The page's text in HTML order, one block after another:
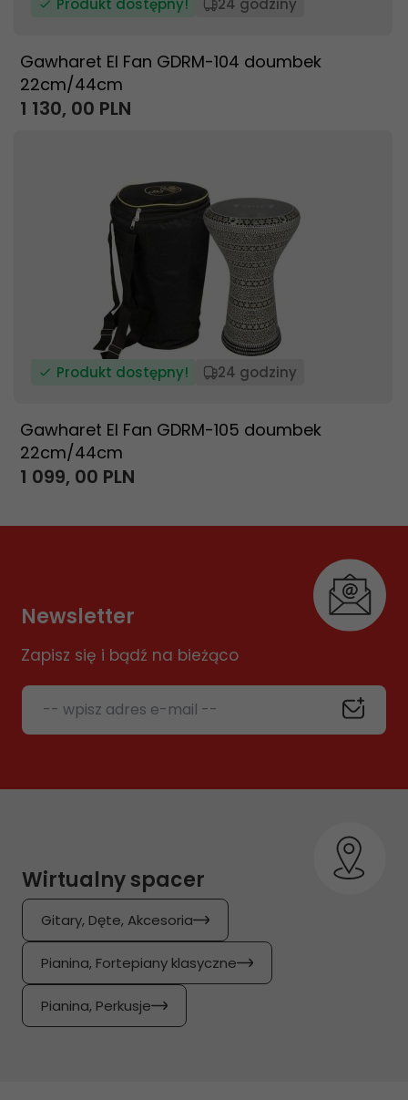
Produkt dostępny! 24 godziny
Gawharet El Fan GDRM-104 doumbek
22cm/44cm
1 130, 00 PLN
Produkt dostępny! 24 godziny
Gawharet El Fan GDRM-105 doumbek
22cm/44cm
1 099, 00 PLN
Newsletter
Zapisz się i bądź na bieżąco
-- wpisz adres e-mail --
Wirtualny spacer
Gitary, Dęte, Akcesoria
Pianina, Fortepiany klasyczne
Pianina, Perkusje